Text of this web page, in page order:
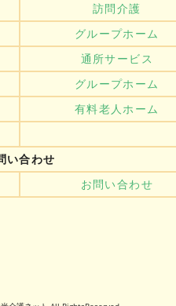
訪問介護
グループホーム
通所サービス
グループホーム
有料老人ホーム
い合わせ
お問い合わせ